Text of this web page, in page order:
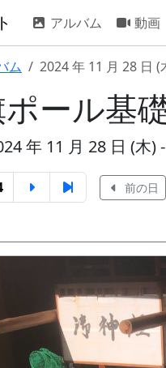
アルバム 動画
ム 2024 年 11 月 28 日 (
ール基
年 11 月 28 日 (木)
前の日